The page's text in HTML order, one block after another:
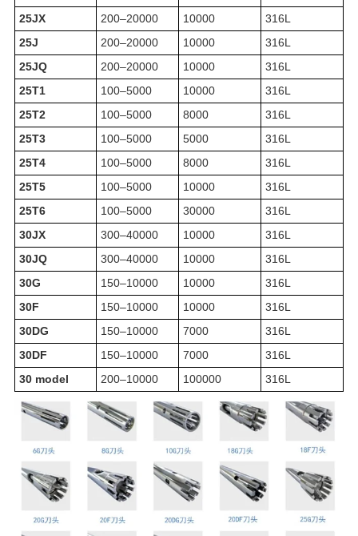
25JX
200–20000 10000
316L
25J
200–20000 10000
316L
25JQ
200–20000 10000
316L
25T1
100–5000 10000
316L
25T2
100–5000 8000
316L
25T3
100–5000 5000
316L
25T4
100–5000 8000
316L
25T5
100–5000 10000
316L
25T6
100–5000 30000
316L
30JX
300–40000 10000
316L
30JQ
300–40000 10000
316L
30G
150–10000 10000
316L
30F
150–10000 10000
316L
30DG
150–10000 7000
316L
30DF
150–10000 7000
316L
30 model
200–10000 100000 316L